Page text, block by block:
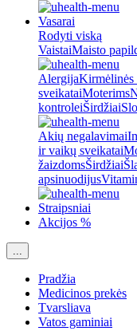
Vasarai
Rodyti viską
VaistaiMaisto
AlergijaKirmėlinės
sveikataiMoterims
kontroleiŠirdžiai
Akių negalavimai
ir vaikų sveikatai
žaizdomsŠirdžiai
apsinuodijus
Straipsniai
Akcijos %
...
Pradžia
Medicinos prekės
Tvarsliava
Vatos gaminiai